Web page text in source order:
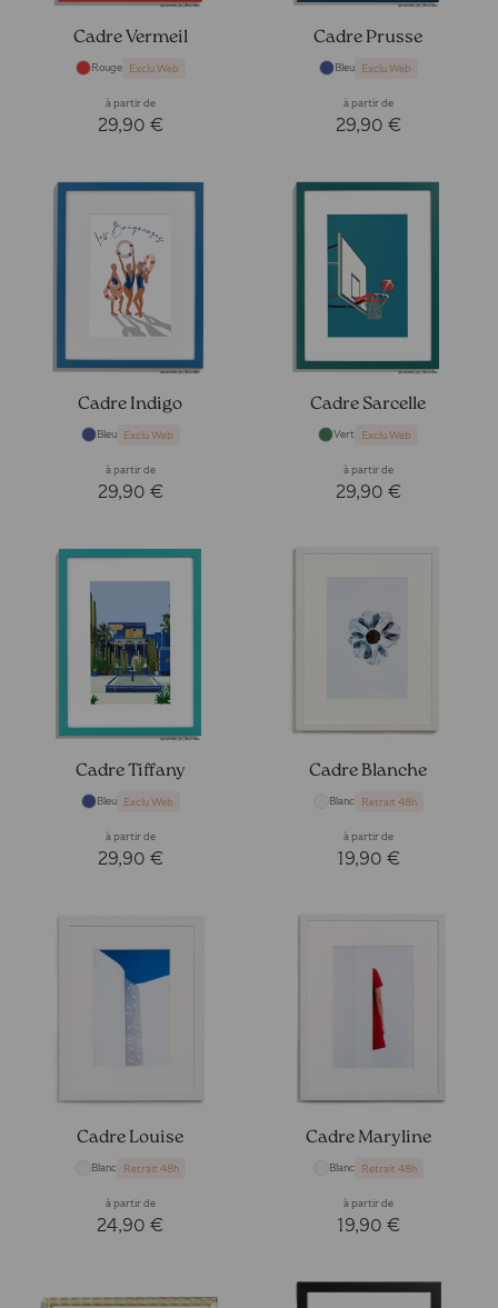
Cadre Vermeil
Rouge Exclu Web
à partir de
29,90 €
Cadre Prusse
Bleu Exclu Web
à partir de
29,90 €
Cadre Indigo
Bleu Exclu Web
à partir de
29,90 €
Cadre Sarcelle
Vert Exclu Web
à partir de
29,90 €
Cadre Tiffany
Bleu Exclu Web
à partir de
29,90 €
Cadre Blanche
Blanc Retrait 48h
à partir de
19,90 €
Cadre Louise
Blanc Retrait 48h
à partir de
24,90 €
Cadre Maryline
Blanc Retrait 48h
à partir de
19,90 €